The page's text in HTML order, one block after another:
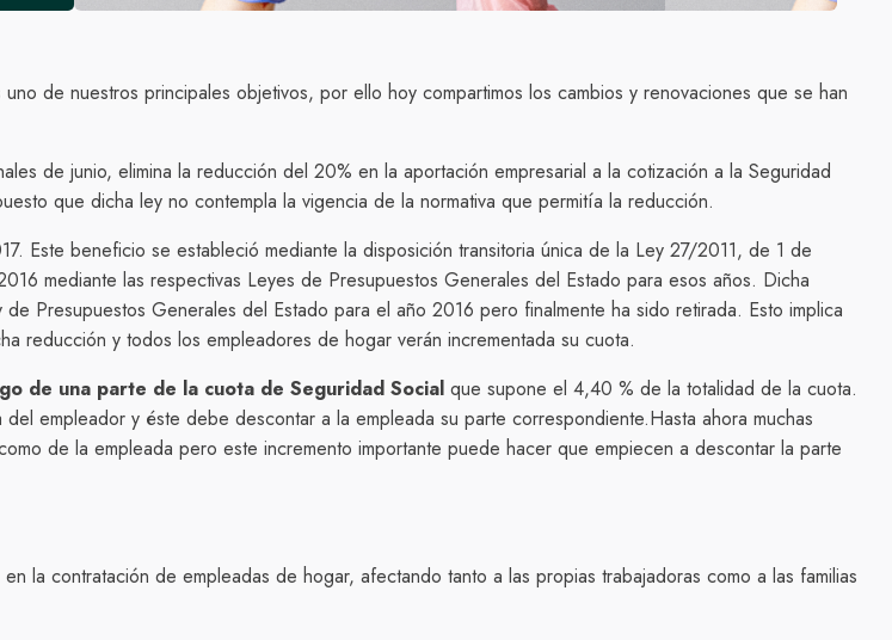
de nuestros principales objetivos, por ello hoy compartimos los cambios y renovaciones que se han
de junio, elimina la reducción del 20% en la aportación empresarial a la cotización a la Seguridad
que dicha ley no contempla la vigencia de la normativa que permitía la reducción.
Este beneficio se estableció mediante la disposición transitoria única de la Ley 27/2011, de 1 de
mediante las respectivas Leyes de Presupuestos Generales del Estado para esos años. Dicha
Presupuestos Generales del Estado para el año 2016 pero finalmente ha sido retirada. Esto implica
y todos los empleadores de hogar verán incrementada su cuota.
de una parte de la cuota de Seguridad Social que supone el 4,40 % de la totalidad de la cuota.
empleador y éste debe descontar a la empleada su parte correspondiente.Hasta ahora muchas
de la empleada pero este incremento importante puede hacer que empiecen a descontar la parte
la contratación de empleadas de hogar, afectando tanto a las propias trabajadoras como a las familias